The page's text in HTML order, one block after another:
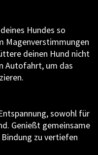
Hundes so
Magenverstimmungen
deinen Hund nicht
Autofahrt, um das
sowohl für
Genießt gemeinsame
zu vertiefen